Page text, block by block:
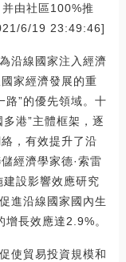
由社區100%推
6/19 23:49:46]
沿線國家注入經濟
家經濟發展的重
路”的優先領域。十
港”主體框架，逐
，有效提升了沿
經濟學家德·索雷
設影響效應研究
進沿線國家國內生
長效應達2.9%。
使貿易投資規模和